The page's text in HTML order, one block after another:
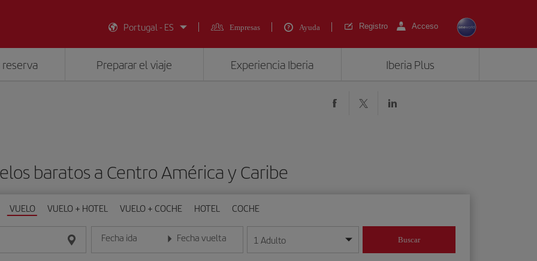
Portugal - ES
Empresas Ayuda Registro Acceso
Preparar el viaje Experiencia Iberia Iberia Plus
baratos a Centro América y Caribe
VUELO VUELO + HOTEL VUELO + COCHE HOTEL COCHE
Fecha ida
Introduce la fecha en formato día/mes/año
Fecha vuelta
Introduce la fecha en formato día/mes/año
1 Adulto Buscar